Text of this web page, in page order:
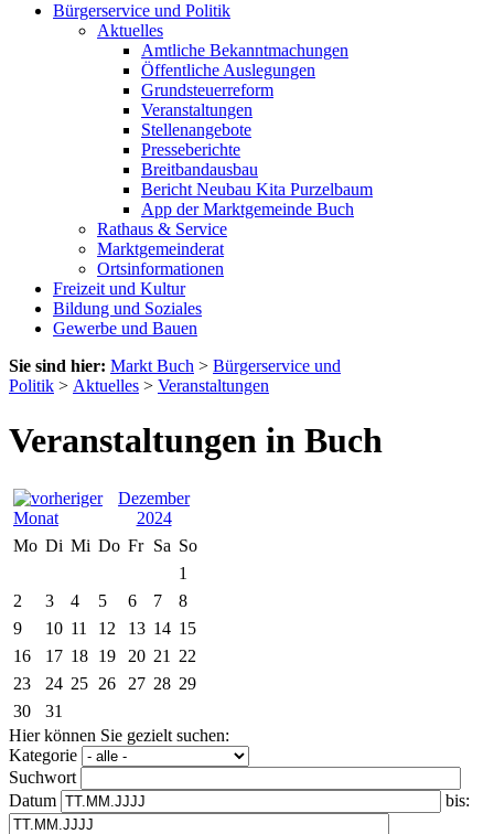
Bürgerservice und Politik
Aktuelles
Amtliche Bekanntmachungen
Öffentliche Auslegungen
Grundsteuerreform
Veranstaltungen
Stellenangebote
Presseberichte
Breitbandausbau
Bericht Neubau Kita Purzelbaum
App der Marktgemeinde Buch
Rathaus & Service
Marktgemeinderat
Ortsinformationen
Freizeit und Kultur
Bildung und Soziales
Gewerbe und Bauen
Sie sind hier: Markt Buch > Bürgerservice und
Politik > Aktuelles > Veranstaltungen
Veranstaltungen in Buch
Dezember
2024
Mo Di Mi Do Fr Sa So
1
2
3 4 5 6 7
8
9
10 11 12 13 14 15
16
17 18 19 20 21
22
23
24 25 26 27 28 29
30
31
Hier können Sie gezielt suchen:
Kategorie
Suchwort
Datum
bis: